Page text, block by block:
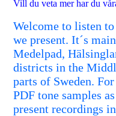
Vill du veta mer har du
Welcome to listen
we present. It´s
Medelpad,
districts in the
parts of Sweden.
PDF tone samples
present recordings